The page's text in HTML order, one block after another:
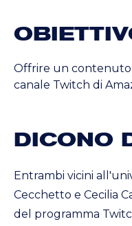
Offrire un contenuto
canale Twitch di
DICONO
Entrambi vicini
Cecchetto e Cecilia
del programma